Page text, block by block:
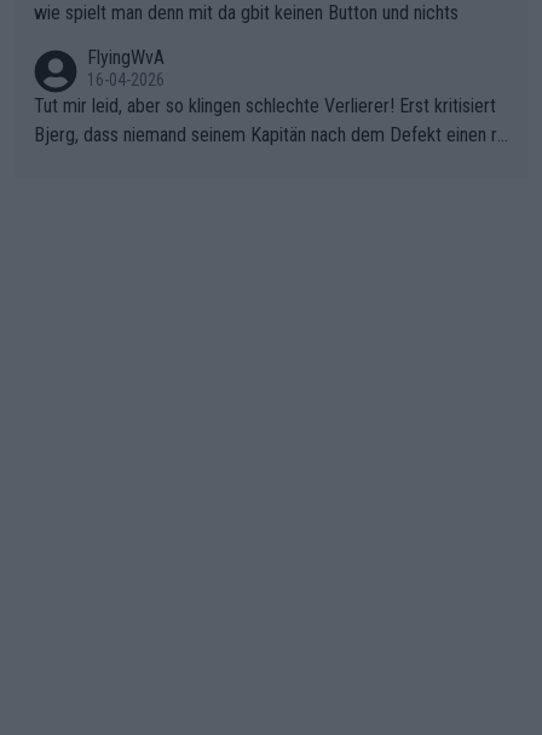
wie spielt man denn mit da gbit keinen Button und nichts
FlyingWvA
16-04-2026
Tut mir leid, aber so klingen schlechte Verlierer! Erst kritisiert
Bjerg, dass niemand seinem Kapitän nach dem Defekt einen ro